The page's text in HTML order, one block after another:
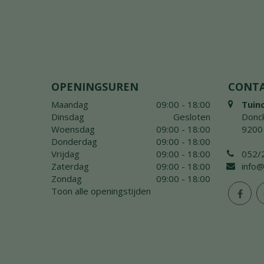
OPENINGSUREN
Maandag
09:00 - 18:00
Dinsdag
Gesloten
Woensdag
09:00 - 18:00
Donderdag
09:00 - 18:00
Vrijdag
09:00 - 18:00
Zaterdag
09:00 - 18:00
Zondag
09:00 - 18:00
Toon alle openingstijden
052/